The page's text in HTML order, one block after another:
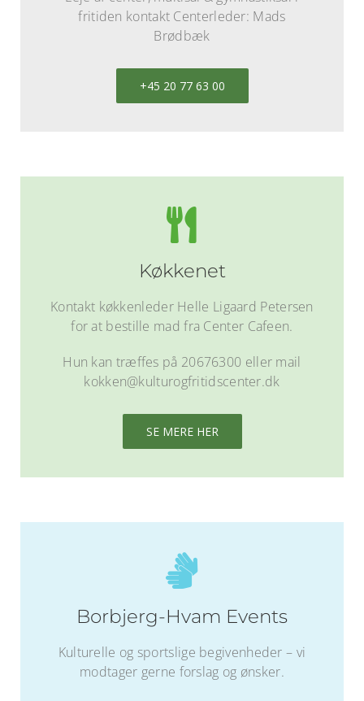
fritiden kontakt Centerleder: Mads
Brødbæk
+45 20 77 63 00
Køkkenet
Kontakt køkkenleder Helle Ligaard Petersen
for at bestille mad fra Center Cafeen.
Hun kan træffes på 20676300 eller mail
kokken@kulturogfritidscenter.dk
SE MERE HER
Borbjerg-Hvam Events
Kulturelle og sportslige begivenheder – vi
modtager gerne forslag og ønsker.